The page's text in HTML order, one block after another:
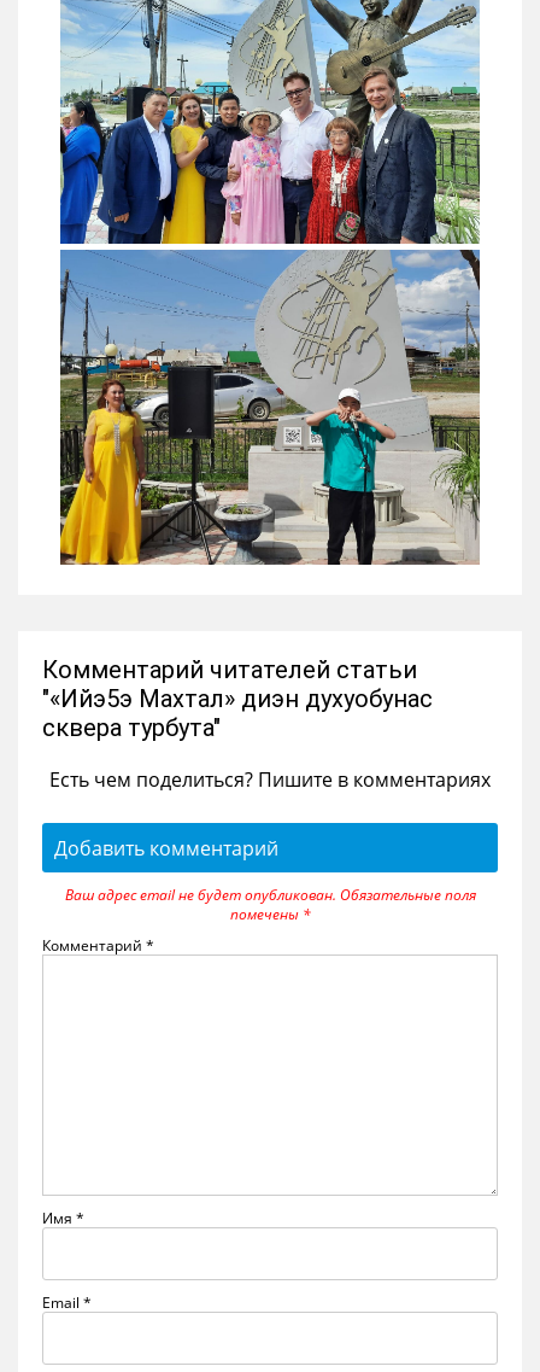
Комментарий читателей статьи
"«Ийэ5э Махтал» диэн духуобунас
сквера турбута"
Есть чем поделиться? Пишите в комментариях
Добавить комментарий
Ваш адрес email не будет опубликован. Обязательные поля
помечены *
Комментарий *
Имя *
Email *